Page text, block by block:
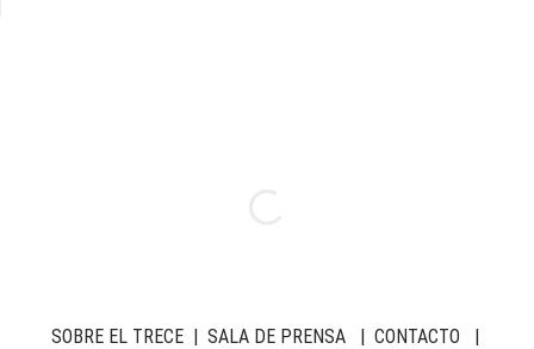
SOBRE EL TRECE| SALA DE PRENSA| CONTACTO |